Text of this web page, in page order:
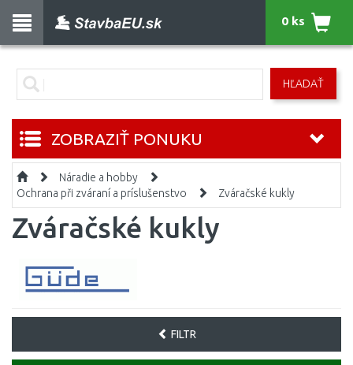
HĽADAŤ
0 ks
ZOBRAZIŤ PONUKU
Náradie a hobby
Ochrana při zváraní a príslušenstvo
Zváračské kukly
Zváračské kukly
FILTR